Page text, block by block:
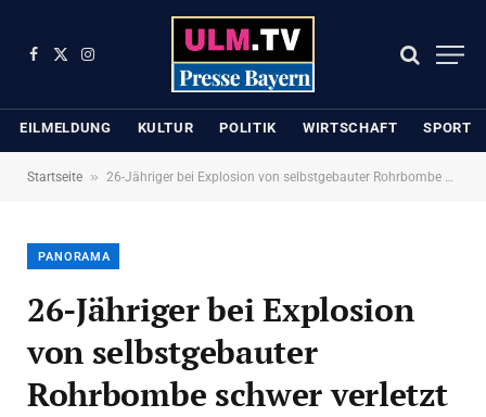
Facebook
X
Instagram
EILMELDUNG KULTUR POLITIK WIRTSCHAFT SPORT
Startseite » 26-Jähriger bei Explosion von selbstgebauter Rohrbombe schwer verletzt
PANORAMA
26-Jähriger bei Explosion
von selbstgebauter
Rohrbombe schwer verletzt